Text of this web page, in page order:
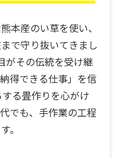
本産のい草を使い、
で守り抜いてきまし
がその伝統を受け継
得できる仕事」を信
る畳作りを心がけ
でも、手作業の工程
。